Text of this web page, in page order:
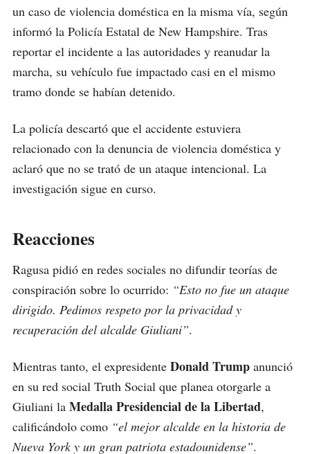
un caso de violencia doméstica en la misma vía, según
informó la Policía Estatal de New Hampshire. Tras
reportar el incidente a las autoridades y reanudar la
marcha, su vehículo fue impactado casi en el mismo
tramo donde se habían detenido.
La policía descartó que el accidente estuviera
relacionado con la denuncia de violencia doméstica y
aclaró que no se trató de un ataque intencional. La
investigación sigue en curso.
Reacciones
Ragusa pidió en redes sociales no difundir teorías de
conspiración sobre lo ocurrido: “Esto no fue un ataque
dirigido. Pedimos respeto por la privacidad y
recuperación del alcalde Giuliani”.
Mientras tanto, el expresidente Donald Trump anunció
en su red social Truth Social que planea otorgarle a
Giuliani la Medalla Presidencial de la Libertad,
calificándolo como “el mejor alcalde en la historia de
Nueva York y un gran patriota estadounidense”.